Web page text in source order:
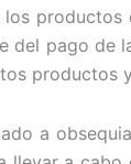
del pago de
a